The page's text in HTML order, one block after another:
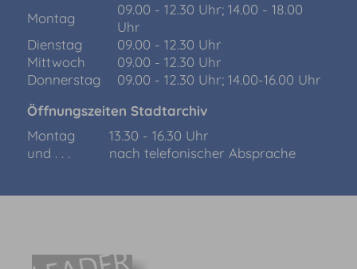
Montag
09.00 - 12.30 Uhr; 14.00 - 18.00
Uhr
Dienstag
09.00 - 12.30 Uhr
Mittwoch
09.00 - 12.30 Uhr
Donnerstag
09.00 - 12.30 Uhr; 14.00-16.00 Uhr
Öffnungszeiten Stadtarchiv
Montag
13.30 - 16.30 Uhr
und . . .
nach telefonischer Absprache